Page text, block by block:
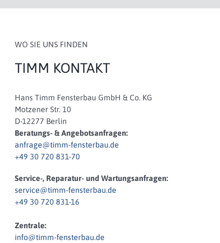
WO SIE UNS FINDEN
TIMM KONTAKT
Hans Timm Fensterbau GmbH & Co. KG
Motzener Str. 10
D-12277 Berlin
Beratungs- & Angebotsanfragen:
anfrage@timm-fensterbau.de
+49 30 720 831-70
Service-, Reparatur- und Wartungsanfragen:
service@timm-fensterbau.de
+49 30 720 831-16
Zentrale:
info@timm-fensterbau.de